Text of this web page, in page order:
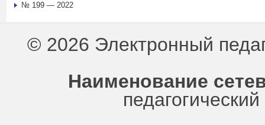
№ 199 — 2022
© 2026 Электронный
Наименование